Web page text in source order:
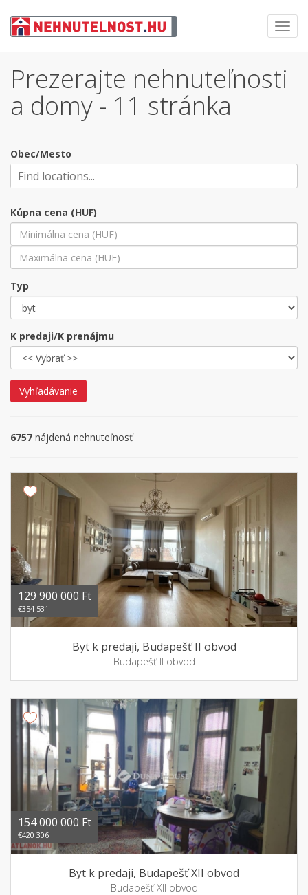
Prezerajte nehnuteľnosti
a domy - 11 stránka
Obec/Mesto
Kúpna cena (HUF)
Typ
K predaji/K prenájmu
Vyhľadávanie
6757 nájdená nehnuteľnosť
129 900 000 Ft
€354 531
Byt k predaji, Budapešť II obvod
Budapešť II obvod
154 000 000 Ft
€420 306
Byt k predaji, Budapešť XII obvod
Budapešť XII obvod